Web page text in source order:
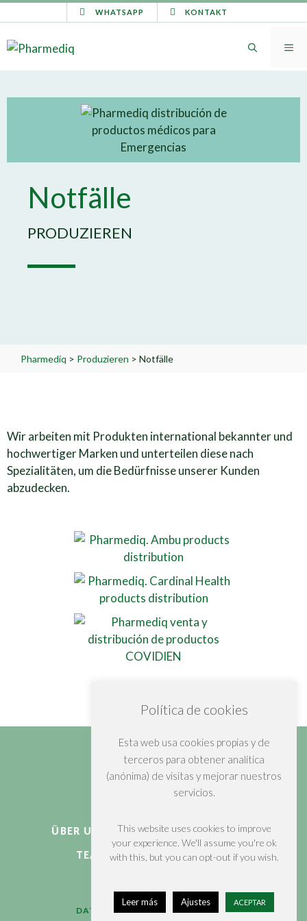
WHATSAPP KONTAKT
Notfälle
PRODUZIEREN
Pharmediq > Produzieren > Notfälle
Wir arbeiten mit Produkten international bekannter und
hochwertiger Marken und unterteilen diese nach
Spezialitäten, um die Bedürfnisse unserer Kunden
abzudecken.
ÜBER UNS PRODUZIEREN KUNDEN
TEAM (+34)984109122 LINKEDIN
DATENSCHUTZ-BESTIMMUNGEN
Política de cookies
Esta web usa cookies propias y de
terceros para obtener analítica
(anónima) de visitas y mejorar nuestros
servicios.
This website uses cookies to improve
your experience. We'll assume you're ok
with this, but you can opt-out if you wish.
Leer más Ajustes ACEPTAR